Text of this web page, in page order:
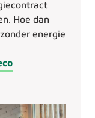
Hoe dan
energie